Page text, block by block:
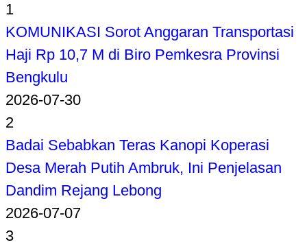
1
KOMUNIKASI Sorot Anggaran Transportasi
Haji Rp 10,7 M di Biro Pemkesra Provinsi
Bengkulu
2026-07-30
2
Badai Sebabkan Teras Kanopi Koperasi
Desa Merah Putih Ambruk, Ini Penjelasan
Dandim Rejang Lebong
2026-07-07
3